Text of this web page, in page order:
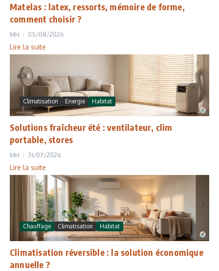
Matelas : latex, ressorts, mémoire de forme,
comment choisir ?
MH 05/08/2026
Lire la suite
Climatisation Energie Habitat
Solutions fraîcheur été : ventilateur, clim
portable, stores
MH 31/07/2026
Lire la suite
Chauffage Climatisation Habitat
Climatisation réversible : la solution économique
annuelle ?